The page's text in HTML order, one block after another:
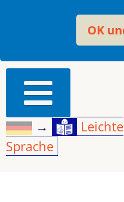
OK
→
Leichte
Sprache